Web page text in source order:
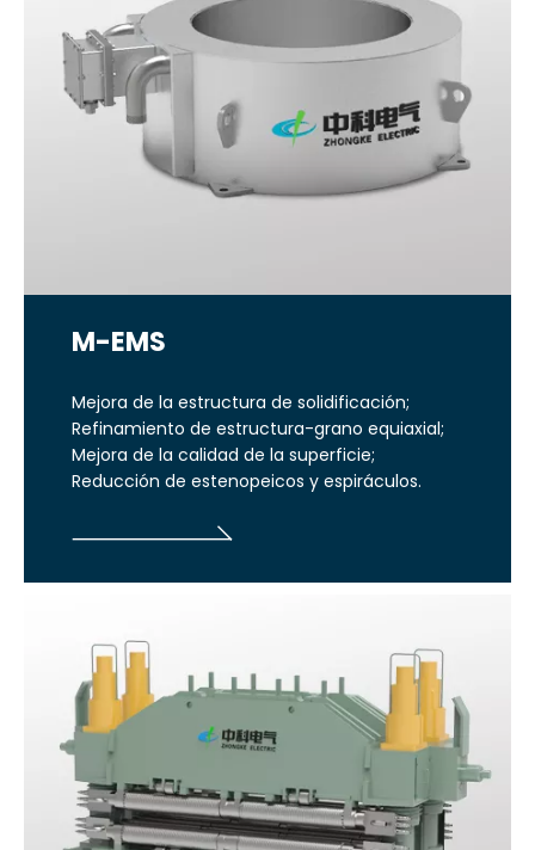
M-EMS
Mejora de la estructura de solidificación;
Refinamiento de estructura-grano equiaxial;
Mejora de la calidad de la superficie;
Reducción de estenopeicos y espiráculos.
